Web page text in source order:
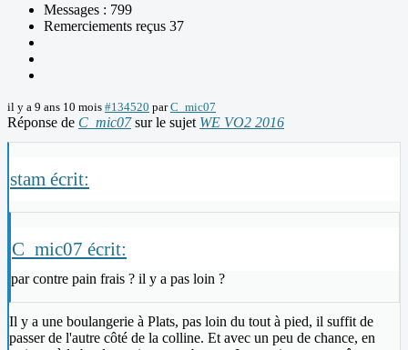
Messages : 799
Remerciements reçus 37
il y a 9 ans 10 mois #134520 parC_mic07
Réponse de C_mic07sur le sujet WE VO2 2016
stam écrit:
C_mic07 écrit:
par contre pain frais ? il y a pas loin ?
Il y a une boulangerie à Plats, pas loin du tout à pied, il suffit de
passer de l'autre côté de la colline. Et avec un peu de chance, en